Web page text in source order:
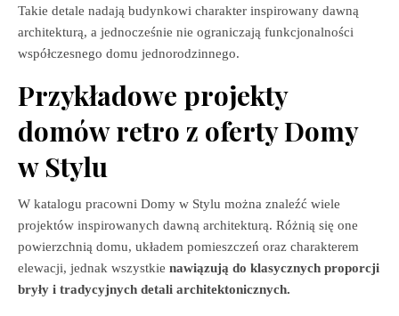
Takie detale nadają budynkowi charakter inspirowany dawną
architekturą, a jednocześnie nie ograniczają funkcjonalności
współczesnego domu jednorodzinnego.
Przykładowe projekty
domów retro z oferty Domy
w Stylu
W katalogu pracowni Domy w Stylu można znaleźć wiele
projektów inspirowanych dawną architekturą. Różnią się one
powierzchnią domu, układem pomieszczeń oraz charakterem
elewacji, jednak wszystkie nawiązują do klasycznych proporcji
bryły i tradycyjnych detali architektonicznych.